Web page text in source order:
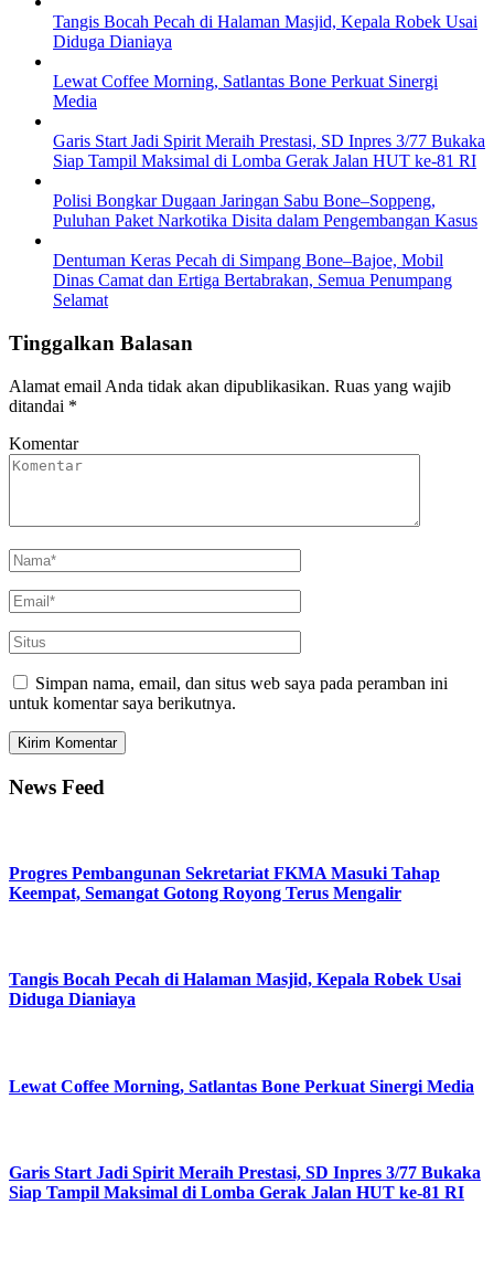
Tangis Bocah Pecah di Halaman Masjid, Kepala Robek Usai
Diduga Dianiaya
Lewat Coffee Morning, Satlantas Bone Perkuat Sinergi
Media
Garis Start Jadi Spirit Meraih Prestasi, SD Inpres 3/77 Bukaka
Siap Tampil Maksimal di Lomba Gerak Jalan HUT ke-81 RI
Polisi Bongkar Dugaan Jaringan Sabu Bone–Soppeng,
Puluhan Paket Narkotika Disita dalam Pengembangan Kasus
Dentuman Keras Pecah di Simpang Bone–Bajoe, Mobil
Dinas Camat dan Ertiga Bertabrakan, Semua Penumpang
Selamat
Tinggalkan Balasan
Alamat email Anda tidak akan dipublikasikan. Ruas yang wajib
ditandai *
Komentar
Simpan nama, email, dan situs web saya pada peramban ini
untuk komentar saya berikutnya.
News Feed
Progres Pembangunan Sekretariat FKMA Masuki Tahap
Keempat, Semangat Gotong Royong Terus Mengalir
Tangis Bocah Pecah di Halaman Masjid, Kepala Robek Usai
Diduga Dianiaya
Lewat Coffee Morning, Satlantas Bone Perkuat Sinergi Media
Garis Start Jadi Spirit Meraih Prestasi, SD Inpres 3/77 Bukaka
Siap Tampil Maksimal di Lomba Gerak Jalan HUT ke-81 RI